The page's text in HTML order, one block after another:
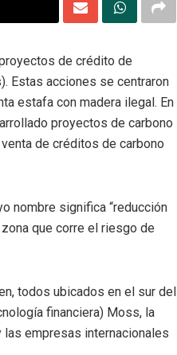
de crédito de
Estas acciones se centraron
estafa con madera ilegal. En
proyectos de carbono
de créditos de carbono
nombre significa “reducción
que corre el riesgo de
todos ubicados en el sur del
financiera) Moss, la
empresas internacionales